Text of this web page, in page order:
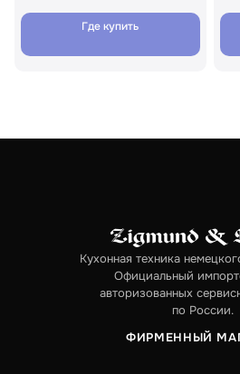
Где купить
Кухонная техника
Официальный
авторизованных
по России.
ФИРМЕННЫЙ